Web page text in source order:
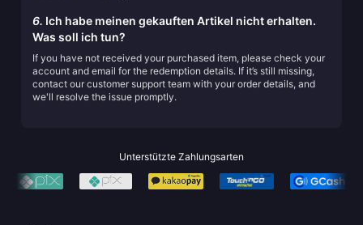
6. Ich habe meinen gekauften Artikel nicht erhalten.
Was soll ich tun?
If you have not received your purchased item, please check your
account and email for the redemption details. If it’s still missing,
contact our customer support team with your order details, and
we'll resolve the issue promptly.
Unterstützte Zahlungsarten